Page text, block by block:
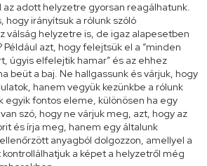
adott helyzetre gyorsan reagálhatunk.
hogy irányítsuk a rólunk szóló
válság helyzetre is, de igaz alapesetben
azt, hogy felejtsük el a “minden
úgyis elfelejtik hamar” és az ehhez
beüt a baj. Ne hallgassunk és várjuk, hogy
hanem vegyük kezünkbe a rólunk
egyik fontos eleme, különösen ha egy
szó, hogy ne várjuk meg, azt, hogy az
és írja meg, hanem egy általunk
anyagból dolgozzon, amellyel a
a képet a helyzetről még